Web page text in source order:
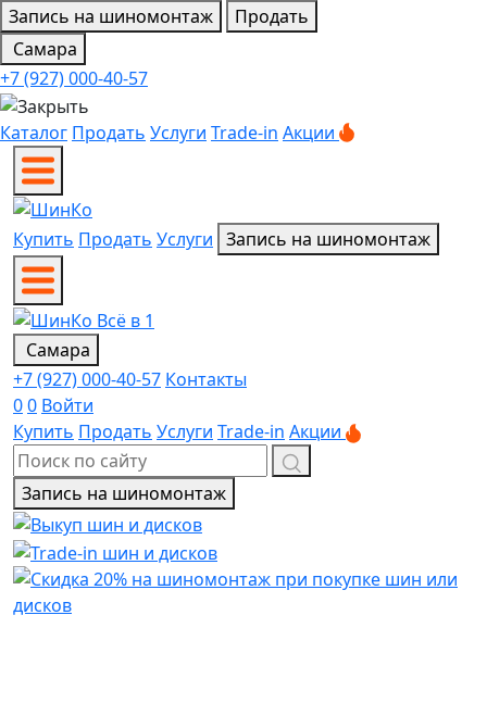
Запись на шиномонтаж
Продать
Самара
+7 (927) 000-40-57
Каталог Продать Услуги Trade-in Акции
Купить Продать Услуги Запись на шиномонтаж
Самара
+7 (927) 000-40-57 Контакты
00 Войти
Купить Продать Услуги Trade-in Акции
Запись на шиномонтаж